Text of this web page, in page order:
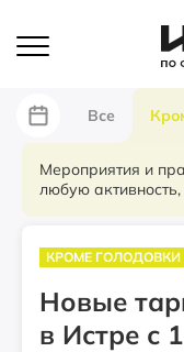
Все
Мероприятия и
любую
КРОМЕ ГОЛОДОВКИ
Новые
в Истре с